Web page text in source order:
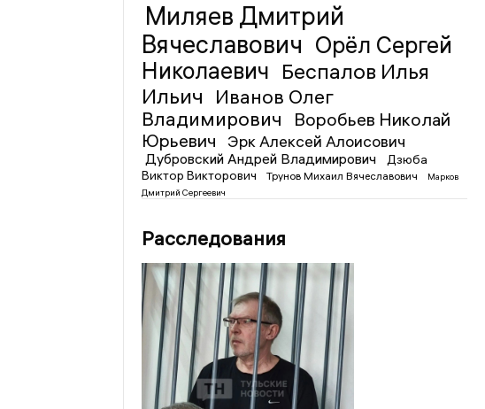
Миляев Дмитрий
Вячеславович Орёл Сергей
Николаевич Беспалов Илья
Ильич
Иванов Олег
Владимирович
Воробьев Николай
Юрьевич
Эрк Алексей Алоисович
Дубровский Андрей Владимирович
Дзюба
Виктор Викторович
Трунов Михаил Вячеславович
Марков
Дмитрий Сергеевич
Расследования